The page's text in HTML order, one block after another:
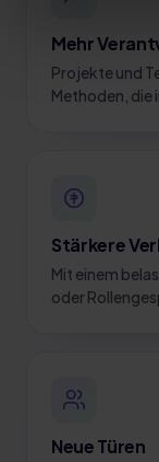
Mehr
Projekte und
Methoden, die
Stärkere
Mit einem
oder
Neue Türen